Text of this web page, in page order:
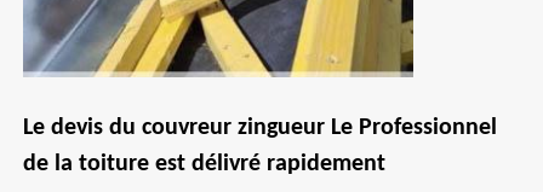
Le devis du couvreur zingueur Le Professionnel
de la toiture est délivré rapidement